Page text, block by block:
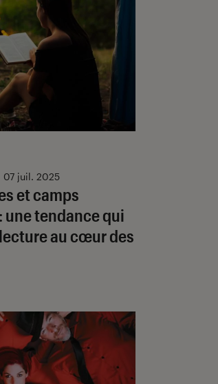
et camps
une tendance qui
au cœur des
07 juil. 2025